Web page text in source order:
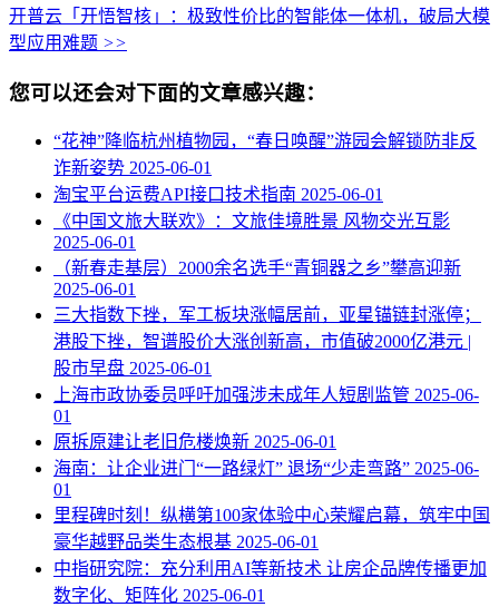
开普云「开悟智核」：极致性价比的智能体一体机，破局大模
型应用难题 >>
您可以还会对下面的文章感兴趣：
“花神”降临杭州植物园，“春日唤醒”游园会解锁防非反
诈新姿势 2025-06-01
淘宝平台运费API接口技术指南 2025-06-01
《中国文旅大联欢》：文旅佳境胜景 风物交光互影
2025-06-01
（新春走基层）2000余名选手“青铜器之乡”攀高迎新
2025-06-01
三大指数下挫，军工板块涨幅居前，亚星锚链封涨停；
港股下挫，智谱股价大涨创新高，市值破2000亿港元 |
股市早盘 2025-06-01
上海市政协委员呼吁加强涉未成年人短剧监管 2025-06-
01
原拆原建让老旧危楼焕新 2025-06-01
海南：让企业进门“一路绿灯” 退场“少走弯路” 2025-06-
01
里程碑时刻！纵横第100家体验中心荣耀启幕，筑牢中国
豪华越野品类生态根基 2025-06-01
中指研究院：充分利用AI等新技术 让房企品牌传播更加
数字化、矩阵化 2025-06-01